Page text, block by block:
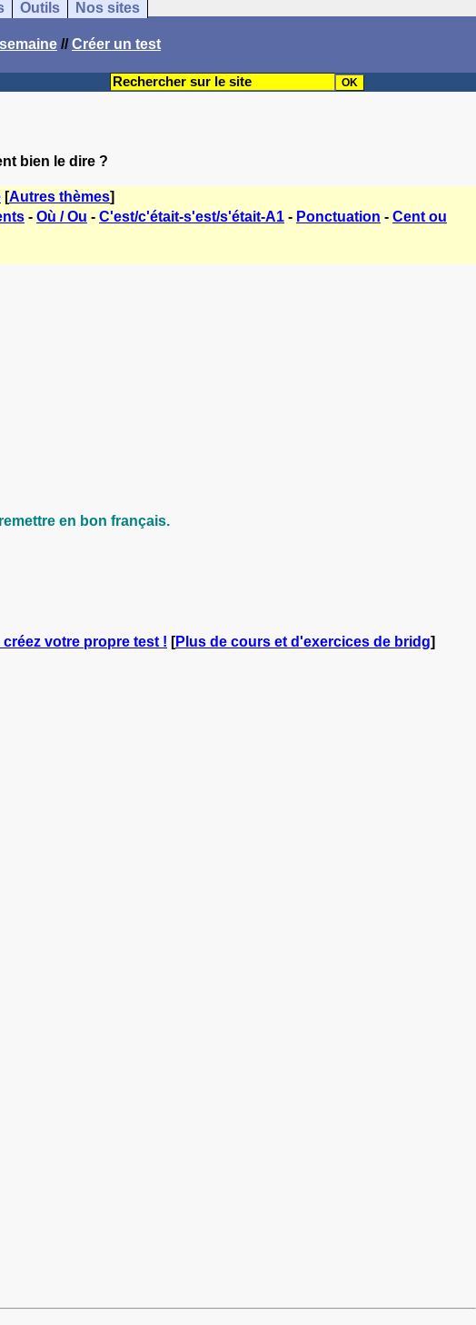
Outils Nos sites
//Créer un test
bien le dire ?
[Autres thèmes]
- Où / Ou - C'est/c'était-s'est/s'était-A1 - Ponctuation - Cent ou
en bon français.
créez votre propre test ! [Plus de cours et d'exercices de bridg]